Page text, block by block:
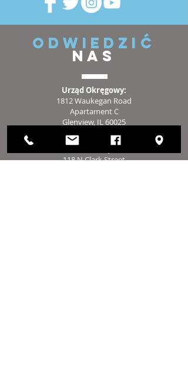
ODWIEDZIĆ
NAS
Urząd Okręgowy:
1812 Waukegan Road
Apartament C
Glenview, IL 60025
(847) 729-9300
Biuro Zarządu:
118 N Clark Street